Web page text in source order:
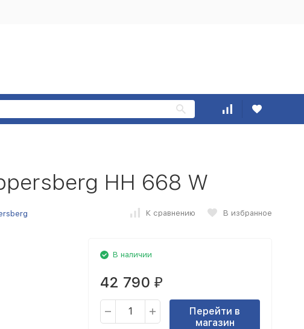
HH 668 W
К сравнению В избранное
В наличии
42 790 ₽
Перейти в
магазин